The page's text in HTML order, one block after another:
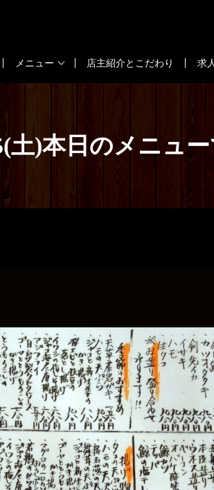
メニュー 店主紹介とこだわり 求
土)本日のメニュー